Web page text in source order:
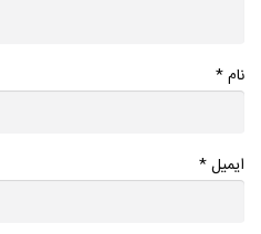
نام*
ایمیل*